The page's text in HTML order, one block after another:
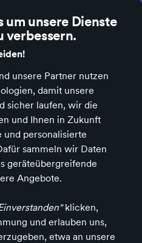
unsere Dienste
verbessern.
unsere Partner nutzen
damit unsere
sicher laufen, wir die
und Ihnen in Zukunft
personalisierte
sammeln wir Daten
geräteübergreifende
Angebote.
klicken,
und erlauben uns,
etwa an unsere
Baby & Kleinkind
Einrichten &
für Kinder
für